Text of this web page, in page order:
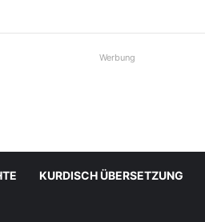
Werbung
KURDISCH ÜBERSETZUNG